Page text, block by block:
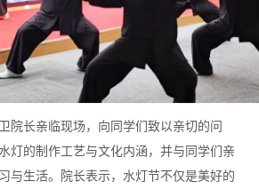
院长亲临现场，向同学们致以亲切的问
灯的制作工艺与文化内涵，并与同学们亲
与生活。院长表示，水灯节不仅是美好的